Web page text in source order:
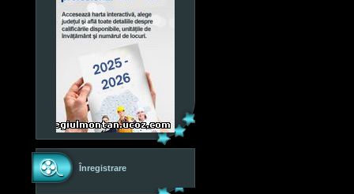
Înregistrare